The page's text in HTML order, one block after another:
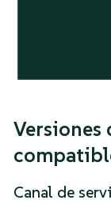
Versiones
Canal de